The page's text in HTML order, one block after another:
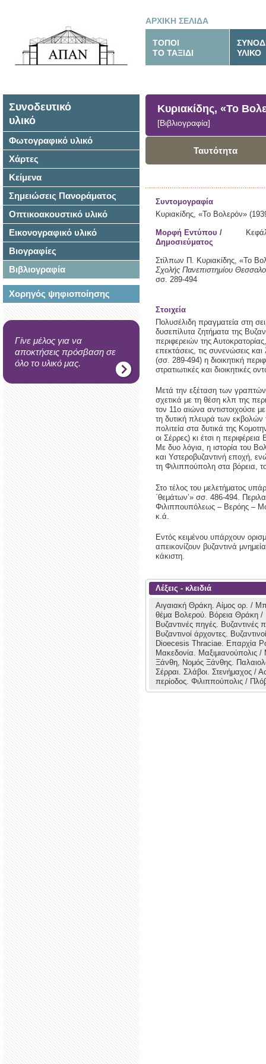
ΑΡΧΙΚΗ ΣΕΛΙΔΑ
ΤΟΠΟΙ
ΤΟ ΤΑΞΙΔΙ
ΥΛΙΚΟ
Συνοδευτικό
υλικό
Φωτογραφικό υλικό
Χάρτες
Κείμενα
Σημειώσεις Πανοράματος
Οπτικοακουστικό υλικό
Εικονογραφικό υλικό
Βιογραφίες
Βιβλιογραφία
Χορηγός ψηφιοποίησης
Γίνε μέλος για να
αποκτήσεις πρόσβαση σε
όλο το υλικό μας.
Κυριακίδης, «Το
[Βιβλιογραφία]
Ταυτότητα
Συντομογραφία
Κυριακίδης, «Το Βολερόν»
Μορφή Εντύπου /
Δημοσιεύματος
Στίλπων Π. Κυριακίδης, «Το
Σχολής Πανεπιστημίου
σσ. 289-494
Στοιχεία
Πολυσέλιδη πραγματεία στη
δυσεπίλυτα ζητήματα της
περιφερειών της
επεκτάσεις, τις συνενώσεις
(σσ. 289-494) η διοικητική
στρατιωτικές και διοικητικές
Μετά την εξέταση των
σχετικά με τη θέση κλπ της
τον 11ο αιώνα αντιστοιχούσε
τη δυτική πλευρά των
πολιτεία στα δυτικά της
οι Σέρρες) κι έτσι η
Με δυο λόγια, η ιστορία του
και Υστεροβυζαντινή εποχή,
τη Φιλιππούπολη στα βόρεια,
Στο τέλος του μελετήματος
΄θεμάτων’» σσ. 486-494.
Φιλιππουπόλεως – Βερόης –
κ.ά.
Εντός κειμένου υπάρχουν
απεικονίζουν βυζαντινά
κάκιστη.
Λέξεις - κλειδιά
Αιγαιακή Θράκη. Αίμος ορ. /
θέμα Βολερού. Βόρεια Θράκη /
Βυζαντινές πηγές. Βυζαντινές
Βυζαντινοί άρχοντες.
Dioecesis Thraciae. Επαρχία
Μακεδονία. Μαξιμιανούπολις
Ξάνθη, Νομός Ξάνθης.
Σέρραι. Σλάβοι. Στενήμαχος /
περίοδος. Φιλιππούπολις /